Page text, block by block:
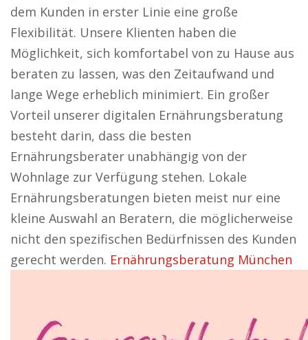
dem Kunden in erster Linie eine große
Flexibilität. Unsere Klienten haben die
Möglichkeit, sich komfortabel von zu Hause aus
beraten zu lassen, was den Zeitaufwand und
lange Wege erheblich minimiert. Ein großer
Vorteil unserer digitalen Ernährungsberatung
besteht darin, dass die besten
Ernährungsberater unabhängig von der
Wohnlage zur Verfügung stehen. Lokale
Ernährungsberatungen bieten meist nur eine
kleine Auswahl an Beratern, die möglicherweise
nicht den spezifischen Bedürfnissen des Kunden
gerecht werden. Ernährungsberatung München